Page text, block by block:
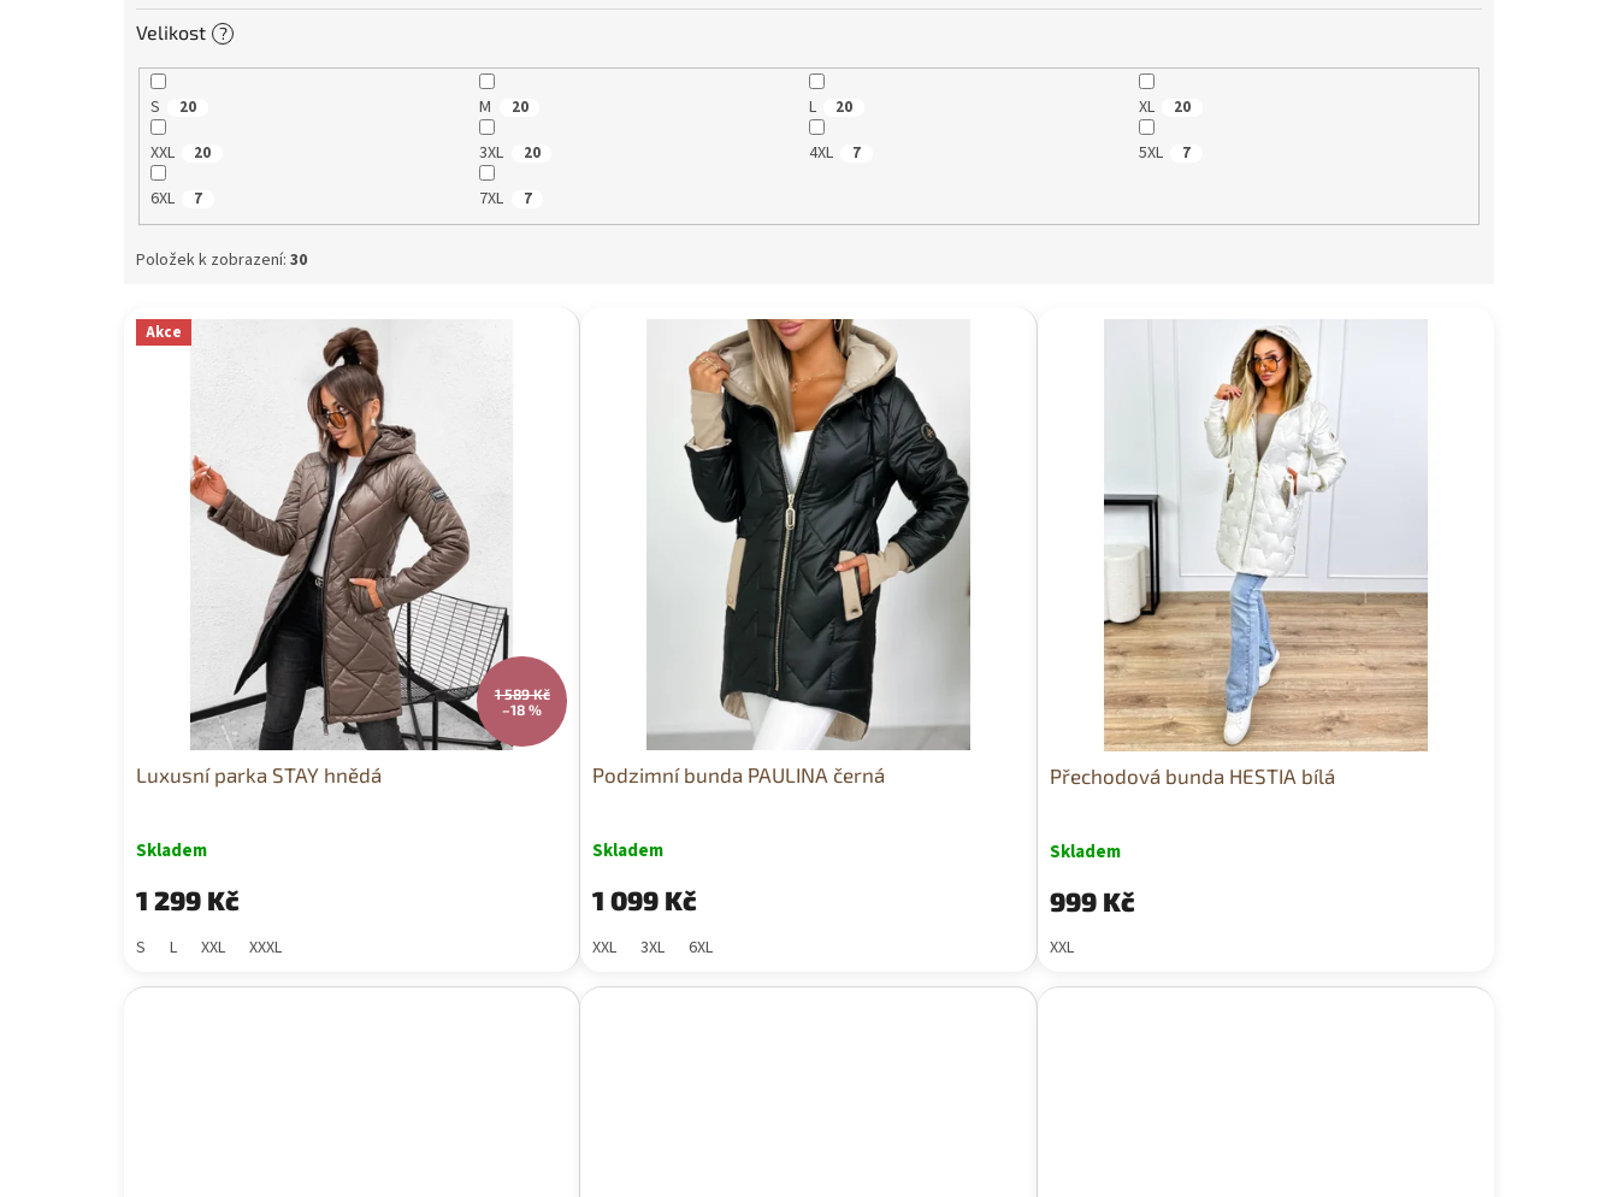
Velikost ?
S 20 M 20 L 20 XL 20
XXL 20 3XL 20 4XL 7 5XL 7
6XL 7 7XL 7
Položek k zobrazení: 30
V Akce
1 589 Kč
–18 %
Luxusní parka STAY hnědá
Skladem
1 299 Kč
S L XXL XXXL
Podzimní bunda PAULINA černá
Skladem
1 099 Kč
XXL 3XL 6XL
Přechodová bunda HESTIA bílá
Skladem
999 Kč
XXL